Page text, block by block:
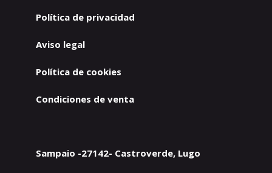
Política de privacidad
Aviso legal
Política de cookies
Condiciones de venta
Sampaio -27142- Castroverde, Lugo